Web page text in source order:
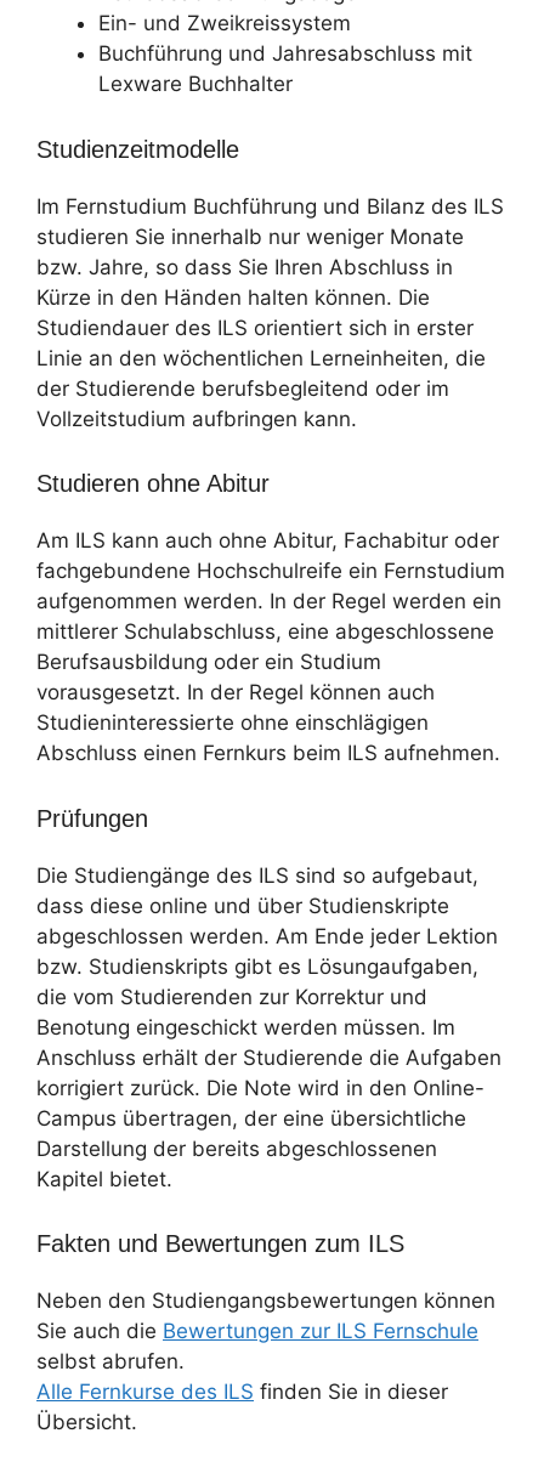
Ein- und Zweikreissystem
Buchführung und Jahresabschluss mit
Lexware Buchhalter
Studienzeitmodelle
Im Fernstudium Buchführung und Bilanz des ILS
studieren Sie innerhalb nur weniger Monate
bzw. Jahre, so dass Sie Ihren Abschluss in
Kürze in den Händen halten können. Die
Studiendauer des ILS orientiert sich in erster
Linie an den wöchentlichen Lerneinheiten, die
der Studierende berufsbegleitend oder im
Vollzeitstudium aufbringen kann.
Studieren ohne Abitur
Am ILS kann auch ohne Abitur, Fachabitur oder
fachgebundene Hochschulreife ein Fernstudium
aufgenommen werden. In der Regel werden ein
mittlerer Schulabschluss, eine abgeschlossene
Berufsausbildung oder ein Studium
vorausgesetzt. In der Regel können auch
Studieninteressierte ohne einschlägigen
Abschluss einen Fernkurs beim ILS aufnehmen.
Prüfungen
Die Studiengänge des ILS sind so aufgebaut,
dass diese online und über Studienskripte
abgeschlossen werden. Am Ende jeder Lektion
bzw. Studienskripts gibt es Lösungaufgaben,
die vom Studierenden zur Korrektur und
Benotung eingeschickt werden müssen. Im
Anschluss erhält der Studierende die Aufgaben
korrigiert zurück. Die Note wird in den Online-
Campus übertragen, der eine übersichtliche
Darstellung der bereits abgeschlossenen
Kapitel bietet.
Fakten und Bewertungen zum ILS
Neben den Studiengangsbewertungen können
Sie auch die Bewertungen zur ILS Fernschule
selbst abrufen.
Alle Fernkurse des ILS finden Sie in dieser
Übersicht.